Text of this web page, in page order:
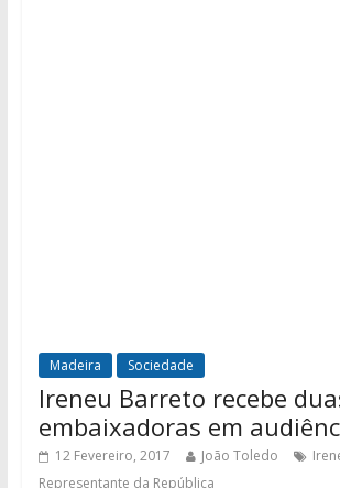
Madeira Sociedade
Ireneu Barreto recebe
embaixadoras em
12 Fevereiro, 2017 João Toledo
Representante da República